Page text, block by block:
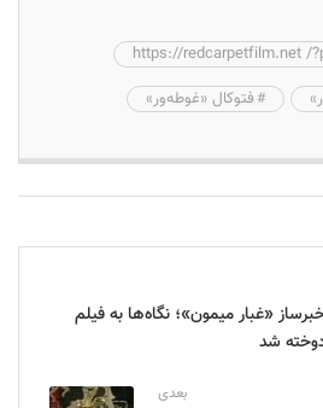
https://redcarpetfilm.net /
فتوکال «غوطه‌ور»
«غبار میمون»؛ نگاه‌ها به فیلم
شد
بعدی